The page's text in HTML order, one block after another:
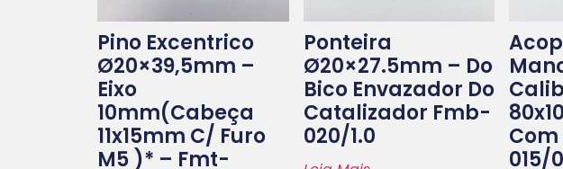
Pino Excentrico
Ø20×39,5mm –
Eixo
10mm(cabeça
11x15mm C/ Furo
M5 )* – Fmt-
Ponteira
Ø20×27.5mm – Do
Bico Envazador Do
Catalizador Fmb-
020/1.0
015/